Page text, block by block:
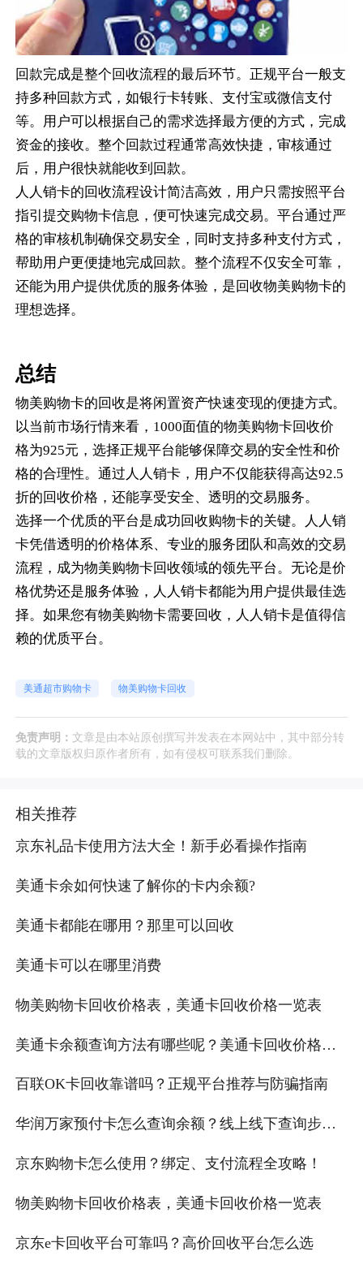
回款完成是整个回收流程的最后环节。正规平台一般支
持多种回款方式，如银行卡转账、支付宝或微信支付
等。用户可以根据自己的需求选择最方便的方式，完成
资金的接收。整个回款过程通常高效快捷，审核通过
后，用户很快就能收到回款。
人人销卡的回收流程设计简洁高效，用户只需按照平台
指引提交购物卡信息，便可快速完成交易。平台通过严
格的审核机制确保交易安全，同时支持多种支付方式，
帮助用户更便捷地完成回款。整个流程不仅安全可靠，
还能为用户提供优质的服务体验，是回收物美购物卡的
理想选择。
总结
物美购物卡的回收是将闲置资产快速变现的便捷方式。
以当前市场行情来看，1000面值的物美购物卡回收价
格为925元，选择正规平台能够保障交易的安全性和价
格的合理性。通过人人销卡，用户不仅能获得高达92.5
折的回收价格，还能享受安全、透明的交易服务。
选择一个优质的平台是成功回收购物卡的关键。人人销
卡凭借透明的价格体系、专业的服务团队和高效的交易
流程，成为物美购物卡回收领域的领先平台。无论是价
格优势还是服务体验，人人销卡都能为用户提供最佳选
择。如果您有物美购物卡需要回收，人人销卡是值得信
赖的优质平台。
美通超市购物卡 物美购物卡回收
免责声明： 文章是由本站原创撰写并发表在本网站中，其中部分转
载的文章版权归原作者所有，如有侵权可联系我们删除。
相关推荐
京东礼品卡使用方法大全！新手必看操作指南
美通卡余如何快速了解你的卡内余额?
美通卡都能在哪用？那里可以回收
美通卡可以在哪里消费
物美购物卡回收价格表，美通卡回收价格一览表
美通卡余额查询方法有哪些呢？美通卡回收价格多
百联OK卡回收靠谱吗？正规平台推荐与防骗指南
华润万家预付卡怎么查询余额？线上线下查询步骤
京东购物卡怎么使用？绑定、支付流程全攻略！
物美购物卡回收价格表，美通卡回收价格一览表
京东e卡回收平台可靠吗？高价回收平台怎么选